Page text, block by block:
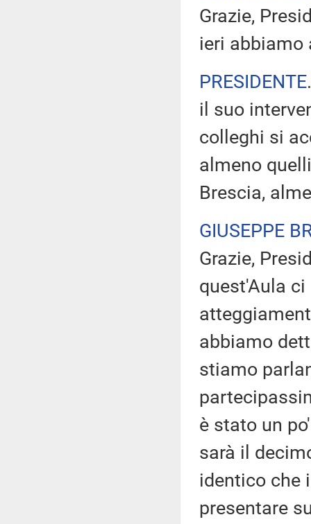
Grazie,
ieri
PRESIDENTE
il suo
colleghi si
almeno
Brescia,
GIUSEPPE
Grazie,
quest'Aula
abbiamo
stiamo
è stato un
sarà il
identico che
presentare